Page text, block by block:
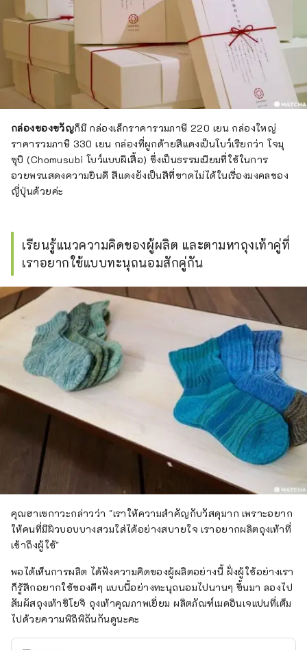
กล่องของขวัญก็มี กล่องเล็กราคารวมภาษี 220 เยน กล่องใหญ่
ราคารวมภาษี 330 เยน กล่องที่ผูกด้ายสีแดงเป็นโบว์เรียกว่า โจมุ
ซุบิ (Chomusubi โบว์แบบผีเสื้อ) ซึ่งเป็นธรรมเนียมที่ใช้ในการ
อวยพรแสดงความยินดี สีแดงยังเป็นสีที่ขาดไม่ได้ในเรื่องมงคลของ
ญี่ปุ่นด้วยค่ะ
เรียนรู้แนวความคิดของผู้ผลิต และตามหาถุงเท้าคู่ที่
เราอยากใช้แบบทะนุถนอมสักคู่กัน
คุณฮาเซกาวะกล่าวว่า "เราให้ความสำคัญกับวัสดุมาก เพราะอยาก
ให้คนที่มีผิวบอบบางสวมใส่ได้อย่างสบายใจ เราอยากผลิตถุงเท้าที่
เข้าถึงผู้ใช้"
พอได้เห็นการผลิต ได้ฟังความคิดของผู้ผลิตอย่างนี้ ฝั่งผู้ใช้อย่างเรา
ก็รู้สึกอยากใช้ของดีๆ แบบนี้อย่างทะนุถนอมไปนานๆ ขึ้นมา ลองไป
สัมผัสถุงเท้าชิโยจิ ถุงเท้าคุณภาพเยี่ยม ผลิตภัณฑ์เมดอินเจแปนที่เต็ม
ไปด้วยความพิถีพิถันกันดูนะคะ